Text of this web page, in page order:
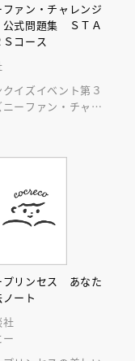
ァン・チャレンジ
式問題集 ＳＴＡ
コース
イズイベント第３
ーファン・チャレ
えと解説を収録し
プリンセス あなた
ート
社